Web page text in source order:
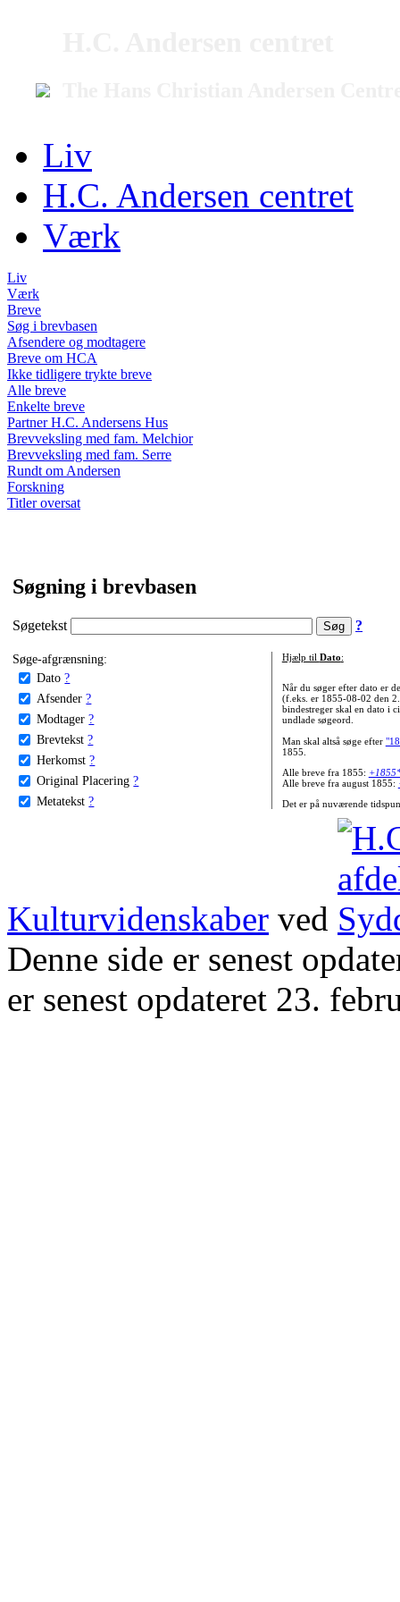
Liv
H.C. Andersen centret
Værk
Liv
Værk
Breve
Søg i brevbasen
Afsendere og modtagere
Breve om HCA
Ikke tidligere trykte breve
Alle breve
Enkelte breve
Partner H.C. Andersens Hus
Brevveksling med fam. Melchior
Brevveksling med fam. Serre
Rundt om Andersen
Forskning
Titler oversat
Søgning i brevbasen
Søgetekst ?
Søge-afgrænsning:
Dato ?
Afsender ?
Modtager ?
Brevtekst ?
Herkomst ?
Original Placering ?
Metatekst ?
Hjælp til Dato:
Når du søger efter dato er
(f.eks. er 1855-08-02 den
bindestreger skal en dato i
undlade søgeord.
Man skal altså søge efter
1855.
Alle breve fra 1855:
Alle breve fra august 1855:
Det er på nuværende
Kulturvidenskaber ved
Denne side er senest
er senest opdateret 23.